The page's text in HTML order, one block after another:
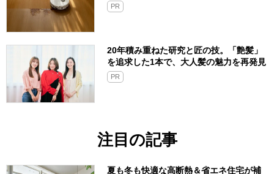
PR
20年積み重ねた研究と匠の技。「艶髪」
を追求した1本で、大人髪の魅力を再発見
PR
注目の記事
夏も冬も快適な高断熱＆省エネ住宅が補